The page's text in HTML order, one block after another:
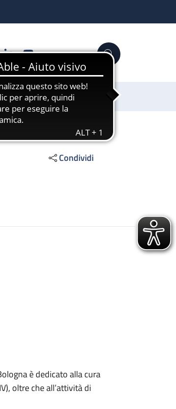
LinkedinYouTube Cerca
Condividi
è dedicato alla cura
oltre che all’attività di